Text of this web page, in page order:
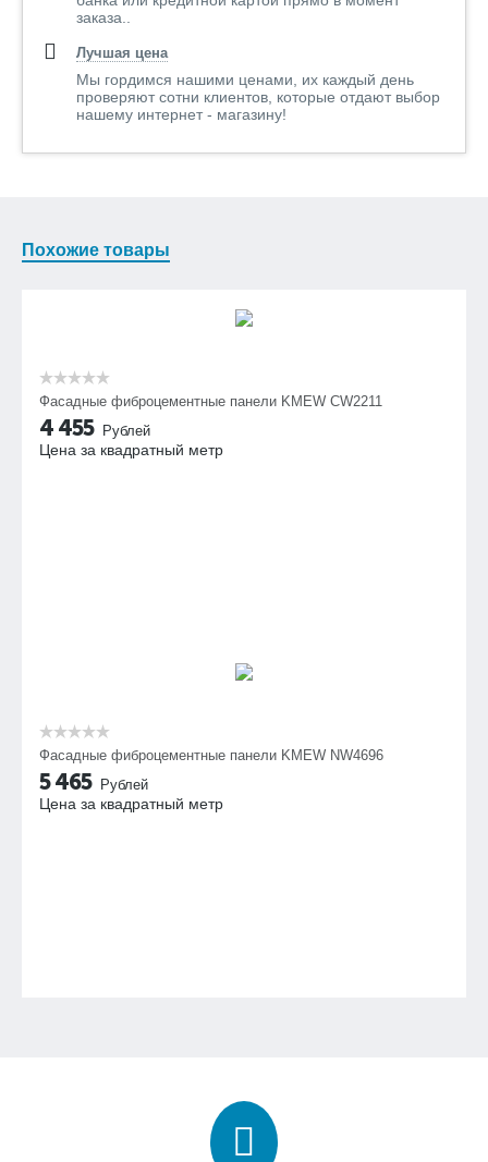
заказа..
Лучшая цена
Мы гордимся нашими ценами, их каждый день
проверяют сотни клиентов, которые отдают выбор
нашему интернет - магазину!
Похожие товары
Фасадные фиброцементные панели KMEW CW2211
4 455 Рублей
Цена за квадратный метр
Фасадные фиброцементные панели KMEW NW4696
5 465 Рублей
Цена за квадратный метр